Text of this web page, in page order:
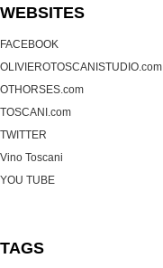
WEBSITES
FACEBOOK
OLIVIEROTOSCANISTUDIO.com
OTHORSES.com
TOSCANI.com
TWITTER
Vino Toscani
YOU TUBE
TAGS